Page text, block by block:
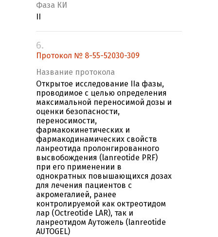
Фаза КИ
6.
Протокол № 8-55-52030-309
Название протокола
Открытое исследование IIа фазы,
проводимое с целью определения
максимальной переносимой дозы и
оценки безопасности,
переносимости,
фармакокинетических и
фармакодинамических свойств
ланреотида пролонгированного
высвобождения (lanreotide PRF)
при его применении в
однократных повышающихся дозах
для лечения пациентов с
акромегалией, ранее
контролируемой как октреотидом
лар (Оctreotide LAR), так и
ланреотидом Аутожель (lanreotide
AUTOGEL)